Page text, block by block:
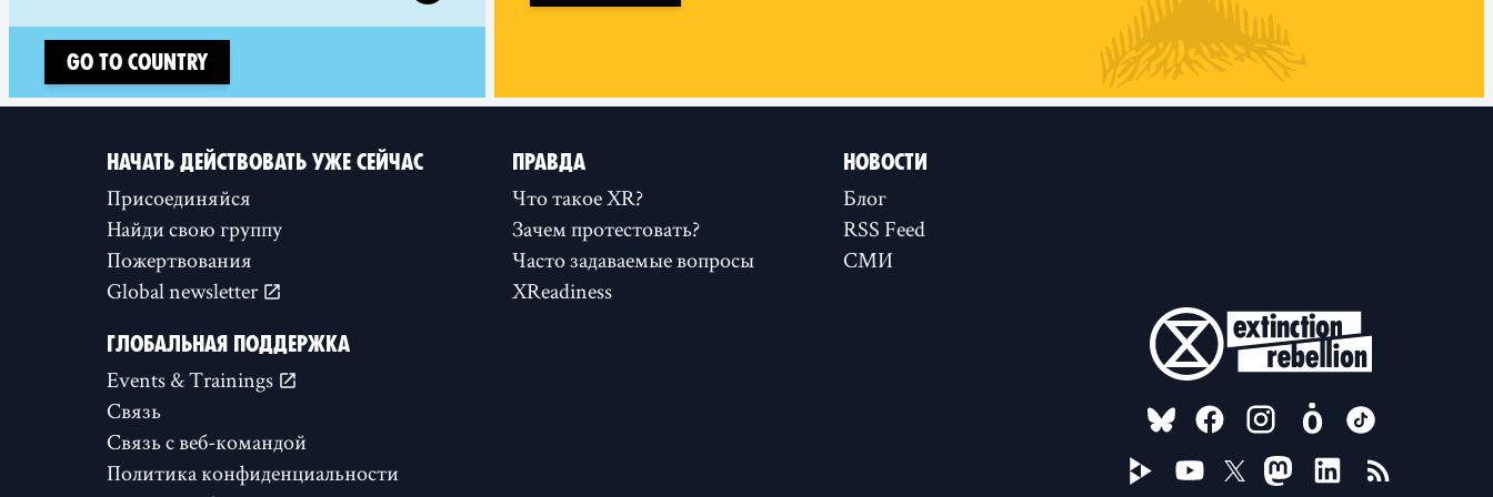
Go to country
НАЧАТЬ ДЕЙСТВОВАТЬ УЖЕ СЕЙЧАС
Присоединяйся
Найди свою группу
Пожертвования
Global newsletter
ПРАВДА
Что такое XR?
Зачем протестовать?
Часто задаваемые вопросы
XReadiness
НОВОСТИ
Блог
RSS Feed
СМИ
ГЛОБАЛЬНАЯ ПОДДЕРЖКА
Events & Trainings
Связь
Связь с веб-командой
Политика конфиденциальности
FOLLOW US ON